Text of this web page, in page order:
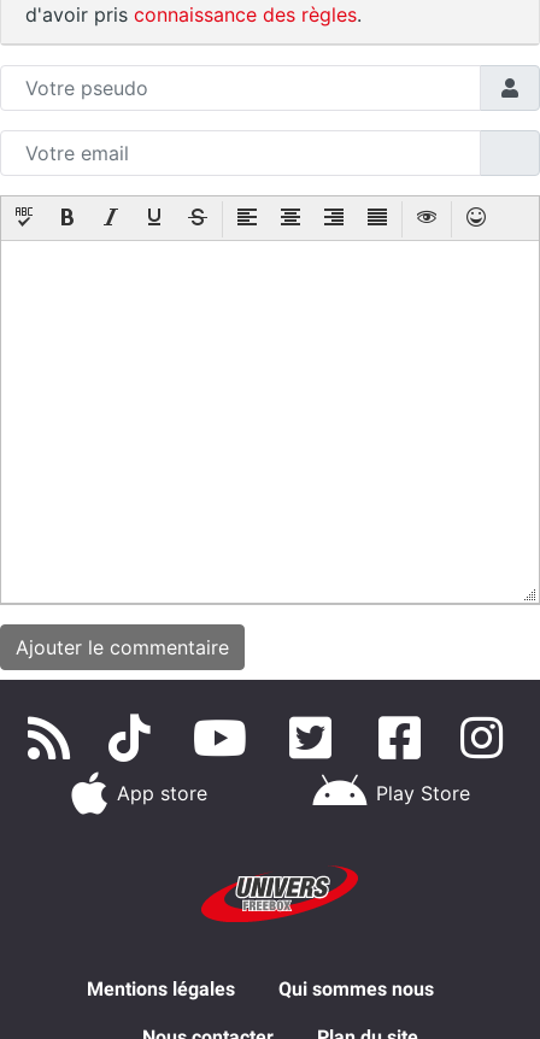
d'avoir pris connaissance des règles.
App store Play Store
Mentions légales Qui sommes nous